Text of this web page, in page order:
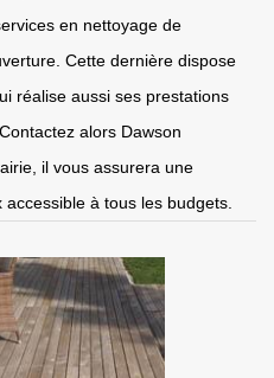
en nettoyage de
Cette dernière dispose
réalise aussi ses prestations
alors Dawson
il vous assurera une
à tous les budgets.